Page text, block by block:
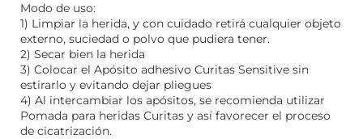
Modo de uso:
1) Limpiar la herida, y con cuidado retirá cualquier objeto
externo, suciedad o polvo que pudiera tener.
2) Secar bien la herida
3) Colocar el Apósito adhesivo Curitas Sensitive sin
estirarlo y evitando dejar pliegues
4) Al intercambiar los apósitos, se recomienda utilizar
Pomada para heridas Curitas y así favorecer el proceso
de cicatrización.